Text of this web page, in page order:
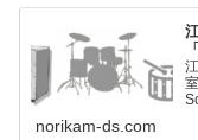
norikam-ds.com